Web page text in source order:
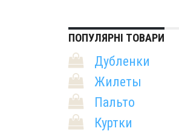
ПОПУЛЯРНІ ТОВАРИ
Дубленки
Жилеты
Пальто
Куртки